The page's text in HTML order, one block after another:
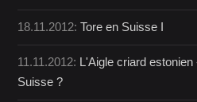
18.11.2012:Tore en Suisse I
11.11.2012: L'Aigle criard
Suisse ?